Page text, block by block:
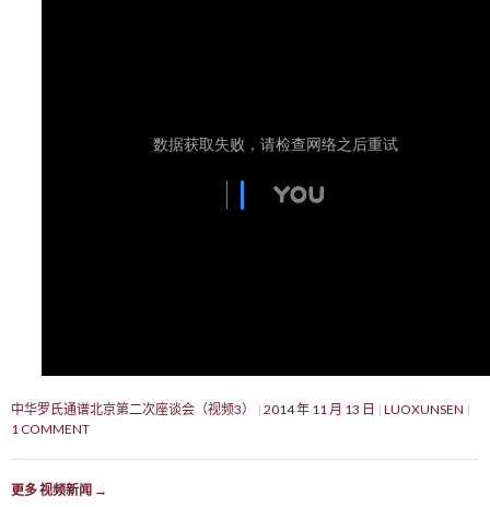
中华罗氏通谱北京第二次座谈会（视频3） 2014 年 11 月 13 日
LUOXUNSEN
1 COMMENT
更多 视频新闻 →